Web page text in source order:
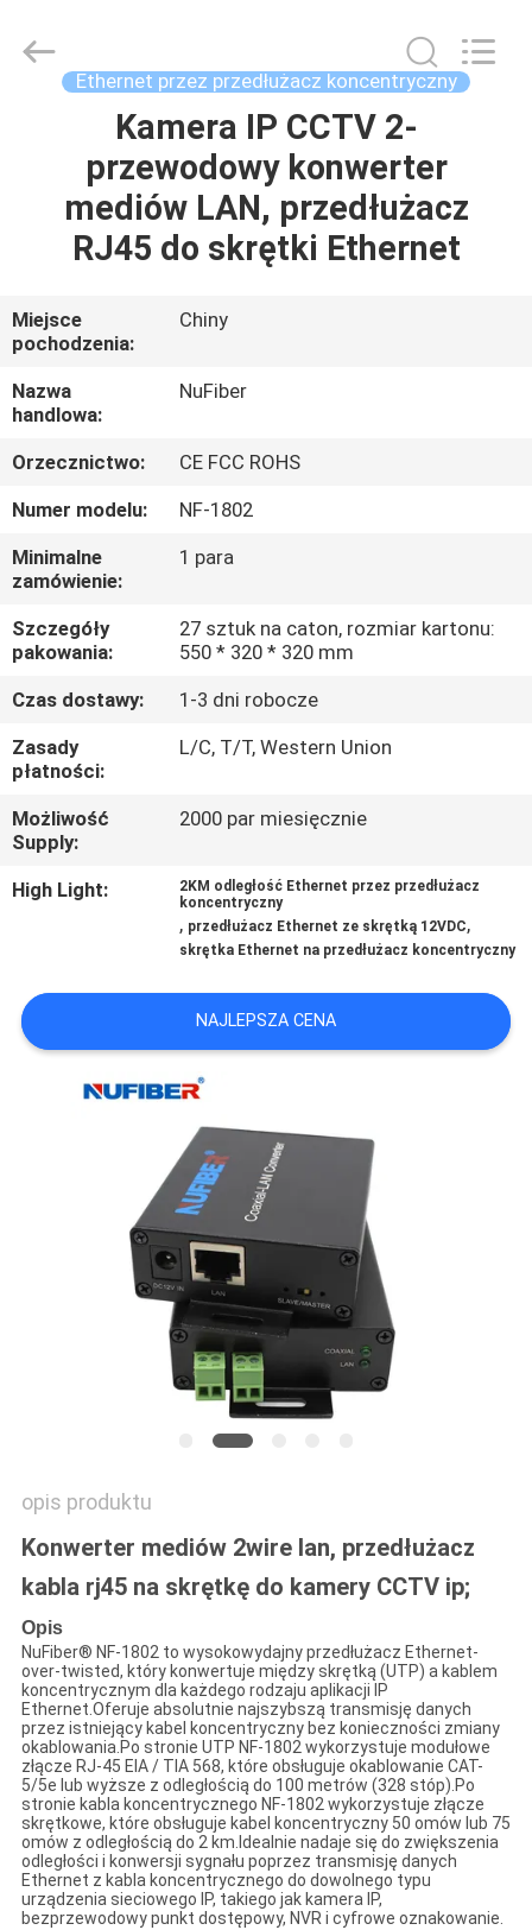
PRODUKTY
NAS
WYCIECZKA
PO
FABRYCE
KONTROLA
JAKOŚCI
SKONTAKTUJ
SIĘ
Z
NAMI
AKTUALNOŚCI
WYCENĘ
SITEMAP
PRYWATNOŚCI
Co.,Ltd.
Ethernet przez przedłużacz koncentryczny
Kamera IP CCTV 2-
przewodowy konwerter
mediów LAN, przedłużacz
RJ45 do skrętki Ethernet
Miejsce
pochodzenia:
Chiny
Nazwa
handlowa:
NuFiber
Orzecznictwo:
CE FCC ROHS
Numer modelu:
NF-1802
Minimalne
zamówienie:
1 para
Szczegóły
pakowania:
27 sztuk na caton, rozmiar kartonu:
550 * 320 * 320 mm
Czas dostawy:
1-3 dni robocze
Zasady
płatności:
L/C, T/T, Western Union
Możliwość
Supply:
2000 par miesięcznie
High Light:
2KM odległość Ethernet przez przedłużacz
koncentryczny
, przedłużacz Ethernet ze skrętką 12VDC,
skrętka Ethernet na przedłużacz koncentryczny
NAJLEPSZA CENA
opis produktu
Konwerter mediów 2wire lan, przedłużacz
kabla rj45 na skrętkę do kamery CCTV ip;
Opis
NuFiber® NF-1802 to wysokowydajny przedłużacz Ethernet-
over-twisted, który konwertuje między skrętką (UTP) a kablem
koncentrycznym dla każdego rodzaju aplikacji IP
Ethernet.Oferuje absolutnie najszybszą transmisję danych
przez istniejący kabel koncentryczny bez konieczności zmiany
okablowania.Po stronie UTP NF-1802 wykorzystuje modułowe
złącze RJ-45 EIA / TIA 568, które obsługuje okablowanie CAT-
5/5e lub wyższe z odległością do 100 metrów (328 stóp).Po
stronie kabla koncentrycznego NF-1802 wykorzystuje złącze
skrętkowe, które obsługuje kabel koncentryczny 50 omów lub 75
omów z odległością do 2 km.Idealnie nadaje się do zwiększenia
odległości i konwersji sygnału poprzez transmisję danych
Ethernet z kabla koncentrycznego do dowolnego typu
urządzenia sieciowego IP, takiego jak kamera IP,
bezprzewodowy punkt dostępowy, NVR i cyfrowe oznakowanie.